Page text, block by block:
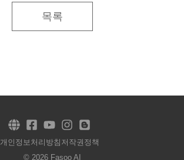
목록
개인정보처리방침 저작권정책
© 2026 Fasoo AI